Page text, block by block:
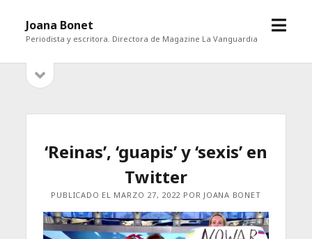
Joana Bonet
Periodista y escritora. Directora de Magazine La Vanguardia
abrir
Barrabarra
‘Reinas’, ‘guapis’ y ‘sexis’ en
Twitter
PUBLICADO EL MARZO 27, 2022 POR JOANA BONET